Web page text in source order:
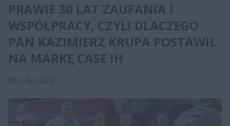
PRAWIE 30 LAT ZAUFANIA I
WSPÓŁPRACY, CZYLI DLACZEGO
PAN KAZIMIERZ KRUPA POSTAWIŁ
NA MARKĘ CASE IH